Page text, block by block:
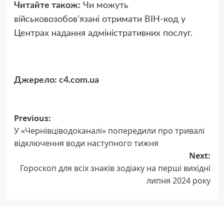
Читайте також: Чи можуть
військовозобов’язані отримати ВІН-код у
Центрах надання адміністративних послуг.
Джерело: c4.com.ua
Post
navigation
Previous:
У «Чернівціводоканалі» попередили про тривалі
відключення води наступного тижня
Next:
Гороскоп для всіх знаків зодіаку на перші вихідні
липня 2024 року